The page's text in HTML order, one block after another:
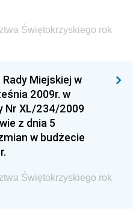
Rodziny, Pracy i Polityki
Rozwoju
Infrastruktury i
Gospodarki Morskiej i
Energii
Finansów
Świętokrzyskiego rok
Miejskiej w
2009r. w
Nr XL/234/2009
z dnia 5
w budżecie
Świętokrzyskiego rok